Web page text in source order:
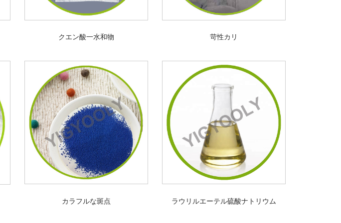
クエン酸一水和物 苛性カリ
カラフルな斑点 ラウリルエーテル硫酸ナトリウム